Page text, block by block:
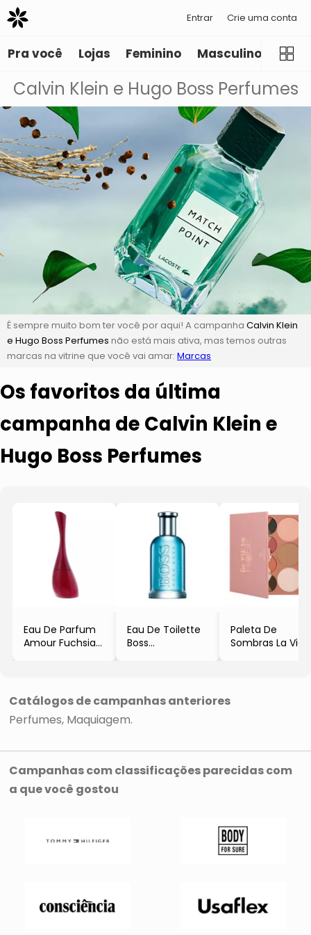
Entrar Crie uma conta
Pra você Lojas Feminino Masculino
Calvin Klein e Hugo Boss Perfumes
É sempre muito bom ter você por aqui! A campanha Calvin Klein
e Hugo Boss Perfumes não está mais ativa, mas temos outras
marcas na vitrine que você vai amar: Marcas
Os favoritos da última
campanha de Calvin Klein e
Hugo Boss Perfumes
Eau De Parfum
Amour Fuchsia
Eau De Toilette
Boss
Paleta De
Sombras La Vie
Catálogos de campanhas anteriores
Perfumes Maquiagem
Campanhas com classificações parecidas com
a que você gostou